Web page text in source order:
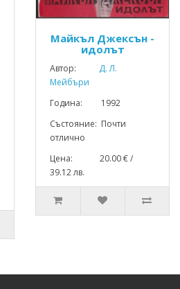
Майкъл Джексън -
идолът
Автор:
Д. Л.
Мейбъри
Година: 1992
Състояние: Почти
отлично
Цена: 20.00 € /
39.12 лв.